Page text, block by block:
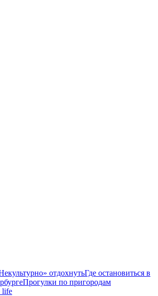
отдохнутьГде остановиться в
Прогулки по пригородам